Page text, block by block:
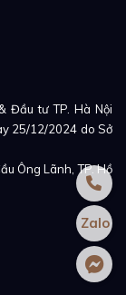
Đầu tư TP. Hà Nội
25/12/2024 do Sở
Ông Lãnh, TP. Hồ
Zalo